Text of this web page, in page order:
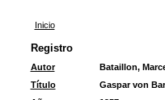
Inicio
Registro
Autor
Bataillon,
Título
Gaspar von